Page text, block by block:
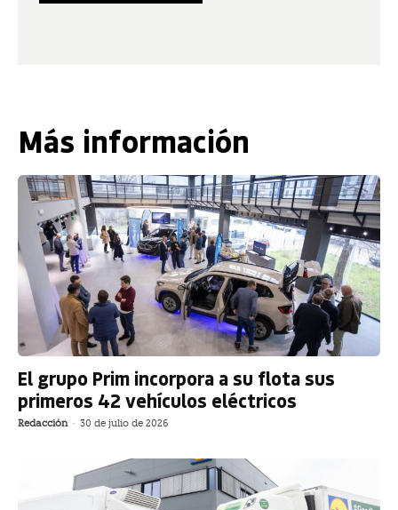
Más información
El grupo Prim incorpora a su flota sus
primeros 42 vehículos eléctricos
Redacción - 30 de julio de 2026